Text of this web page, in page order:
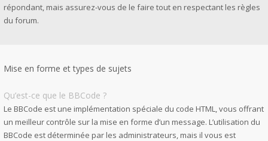
répondant, mais assurez-vous de le faire tout en respectant les règles
du forum.
Mise en forme et types de sujets
Qu’est-ce que le BBCode ?
Le BBCode est une implémentation spéciale du code HTML, vous offrant
un meilleur contrôle sur la mise en forme d’un message. L’utilisation du
BBCode est déterminée par les administrateurs, mais il vous est